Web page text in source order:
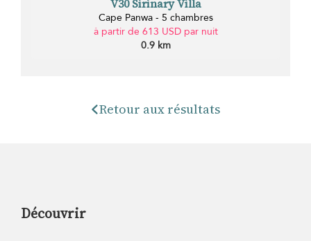
V30 Sirinary Villa
Cape Panwa - 5 chambres
à partir de 613 USD par nuit
0.9 km
Retour aux résultats
Découvrir